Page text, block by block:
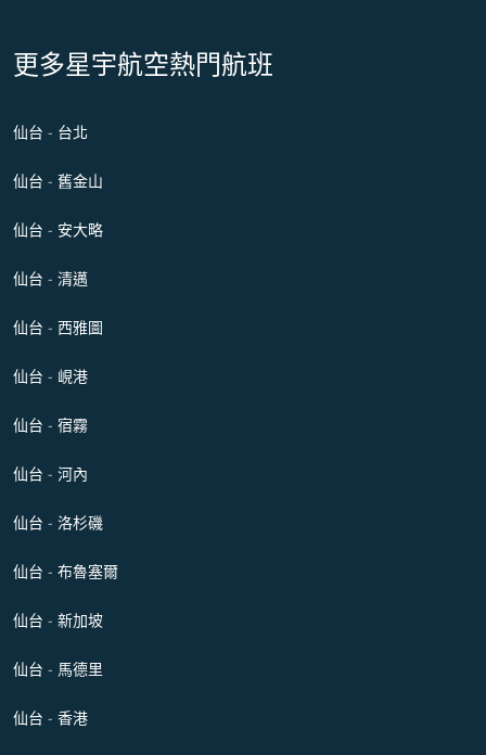
更多星宇航空熱門航班
仙台 - 台北
仙台 - 舊金山
仙台 - 安大略
仙台 - 清邁
仙台 - 西雅圖
仙台 - 峴港
仙台 - 宿霧
仙台 - 河內
仙台 - 洛杉磯
仙台 - 布魯塞爾
仙台 - 新加坡
仙台 - 馬德里
仙台 - 香港